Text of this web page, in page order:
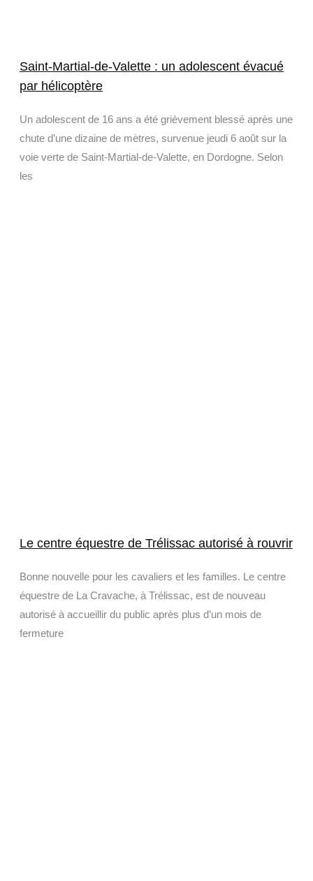
Saint-Martial-de-Valette : un adolescent évacué
par hélicoptère
Un adolescent de 16 ans a été grièvement blessé après une
chute d’une dizaine de mètres, survenue jeudi 6 août sur la
voie verte de Saint-Martial-de-Valette, en Dordogne. Selon
les
Le centre équestre de Trélissac autorisé à rouvrir
Bonne nouvelle pour les cavaliers et les familles. Le centre
équestre de La Cravache, à Trélissac, est de nouveau
autorisé à accueillir du public après plus d’un mois de
fermeture